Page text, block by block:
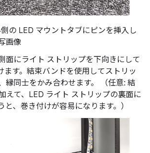
の LED マウントタブにピンを挿入し
画像
面にライト ストリップを下向きにして
ます。結束バンドを使用してストリッ
縁同士をかみ合わせます。 （任意: 結
えて、LED ライト ストリップの裏面に
と、巻き付けが容易になります。）